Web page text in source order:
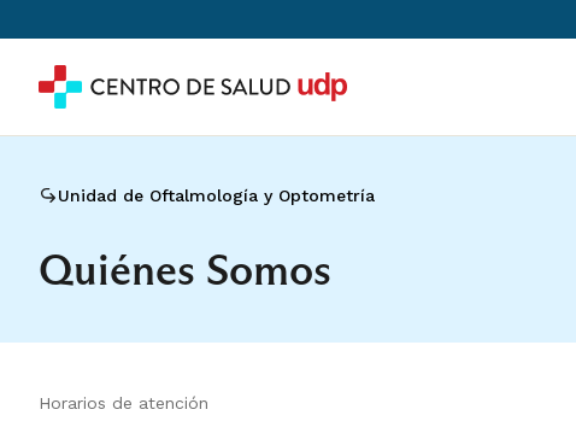
Unidad de Oftalmología y Optometría
Quiénes Somos
Horarios de atención